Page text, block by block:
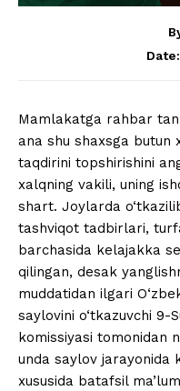
Date:
Mamlakatga rahbar
ana shu shaxsga butun
taqdirini topshirishini
xalqning vakili, uning
shart. Joylarda
tashviqot tadbirlari,
barchasida kelajakka
qilingan, desak
muddatidan ilgari
saylovini o‘tkazuvchi
komissiyasi tomonidan
unda saylov jarayonida
xususida batafsil